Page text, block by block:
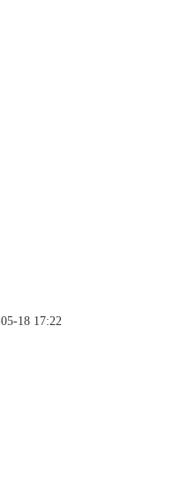
18 17:22